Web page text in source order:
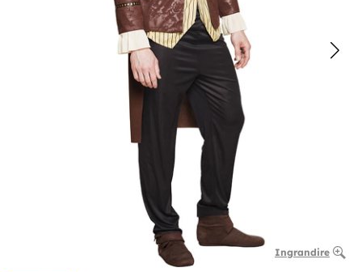
Ingrandire